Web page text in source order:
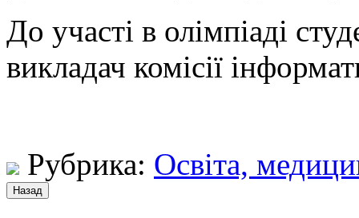
До участі в олімпіаді
викладач комісії
Рубрика: Освіта,